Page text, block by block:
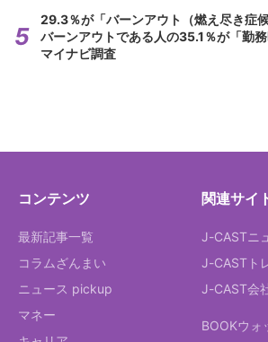
29.3％が「バーンアウト（燃え尽き症
バーンアウトである人の35.1％が「勤
マイナビ調査
コンテンツ
最新記事一覧
コラムざんまい
ニュース pickup
マネー
関連サイ
J-CASTニ
J-CASTト
J-CAST会
BOOKウォ